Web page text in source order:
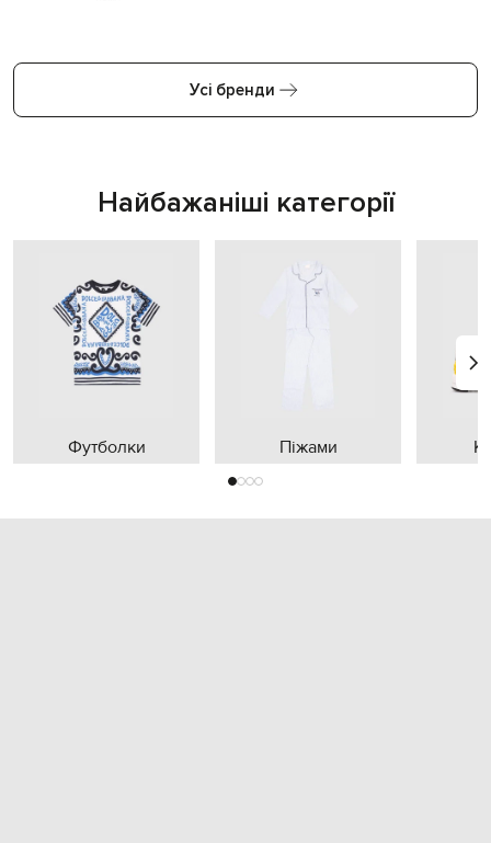
Усі бренди
Найбажаніші категорії
Футболки Піжами